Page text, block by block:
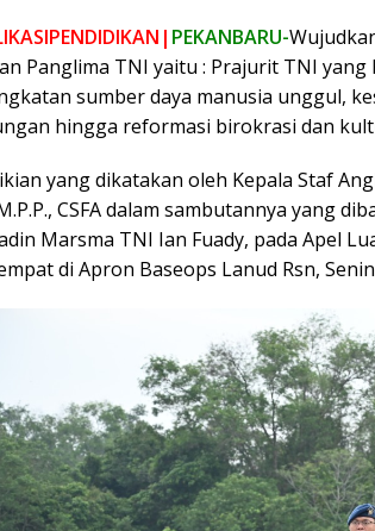
PEKANBARU-
Panglima TNI yaitu : Prajurit TNI
sumber daya manusia unggul,
hingga reformasi birokrasi dan
yang dikatakan oleh Kepala Staf
CSFA dalam sambutannya yang
Marsma TNI Ian Fuady, pada Apel
di Apron Baseops Lanud Rsn,